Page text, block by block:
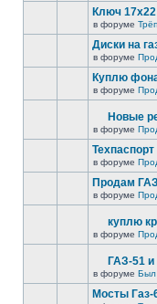
Ключ 17х22
в форуме Трёп
Диски на
в форуме
Куплю
в форуме
Новые
в форуме
Техпаспорт
в форуме
Продам
в форуме
куплю
в форуме
ГАЗ-51
в форуме Был
Мосты Газ-